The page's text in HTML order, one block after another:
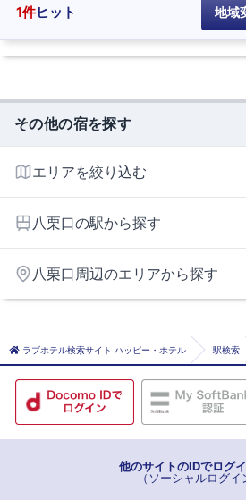
1件ヒット 地域
その他の宿を探す
エリアを絞り込む
高松市郊外エリア
八栗口の駅から探す
沖松島
花園
潟元
瓦町
琴電屋島
八栗口周辺のエリアから探す
さぬき・津田東エリア
まんのう町エリア
ラブホテル検索サイト ハッピー・ホテル 駅検索
他のサイトのIDでログ
（ソーシャルログイ